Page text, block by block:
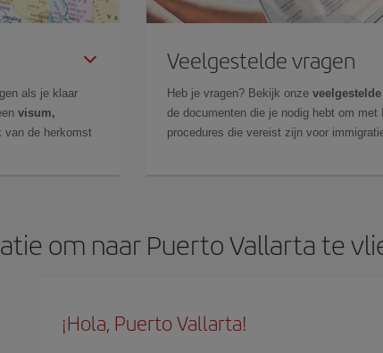
als je klaar
visum,
van de herkomst
Veelgestelde vragen
Heb je vragen? Bekijk onze
de documenten die je nodig hebt om
procedures die vereist zijn voor
om naar Puerto Vallarta te
¡Hola, Puerto Vallarta!